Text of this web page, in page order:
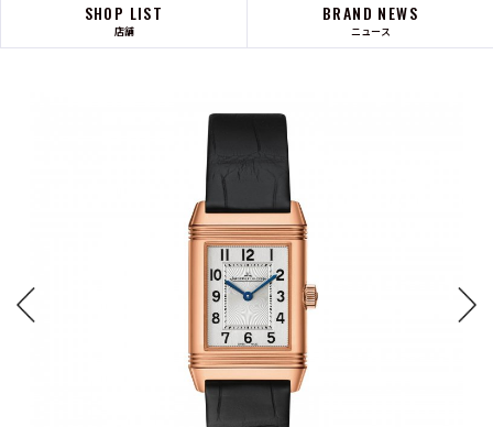
SHOP LIST
店舗
BRAND NEWS
ニュース